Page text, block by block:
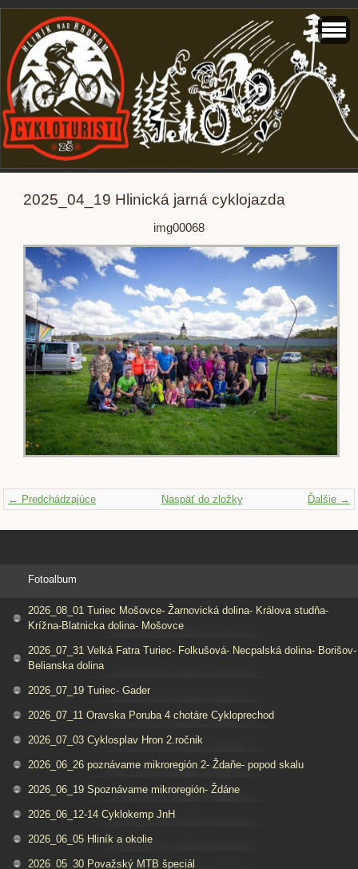
2025_04_19 Hlinická jarná cyklojazda
img00068
← Predchádzajúce Ďalšie →
Naspäť do zložky
Fotoalbum
2026_08_01 Turiec Mošovce- Žarnovická dolina- Králova studňa-
Krížna-Blatnicka dolina- Mošovce
2026_07_31 Velká Fatra Turiec- Folkušová- Necpalská dolina- Borišov-
Belianska dolina
2026_07_19 Turiec- Gader
2026_07_11 Oravska Poruba 4 chotáre Cykloprechod
2026_07_03 Cyklosplav Hron 2.ročnik
2026_06_26 poznávame mikroregión 2- Ždaňe- popod skalu
2026_06_19 Spoznávame mikroregión- Ždáne
2026_06_12-14 Cyklokemp JnH
2026_06_05 Hliník a okolie
2026_05_30 Považský MTB špeciál